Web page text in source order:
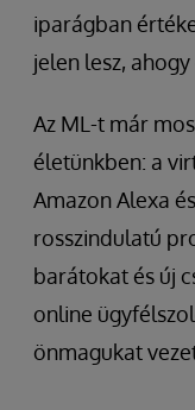
iparágban
jelen lesz,
Az ML-t már
életünkben: a
Amazon Alexa
rosszindulatú
barátokat és új
online
önmagukat